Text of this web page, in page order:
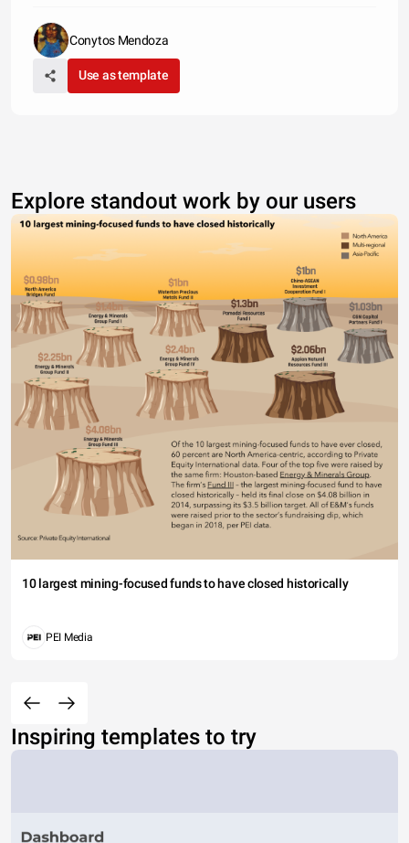
Conytos Mendoza
Use as template
Explore standout work by our users
10 largest mining-focused funds to have closed historically
PEI Media
Inspiring templates to try